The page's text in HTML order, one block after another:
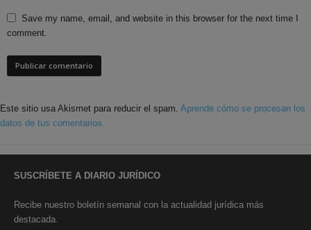
Save my name, email, and website in this browser for the next time I
comment.
Este sitio usa Akismet para reducir el spam. Aprende cómo se procesan los
datos de tus comentarios.
SUSCRÍBETE A DIARIO JURÍDICO
Recibe nuestro boletín semanal con la actualidad jurídica más
destacada.